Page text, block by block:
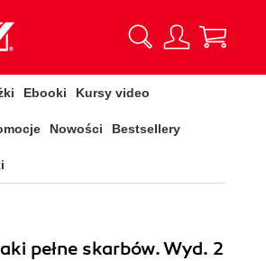
Ebooki Kursy video
Nowości Bestsellery
pełne skarbów. Wyd. 2